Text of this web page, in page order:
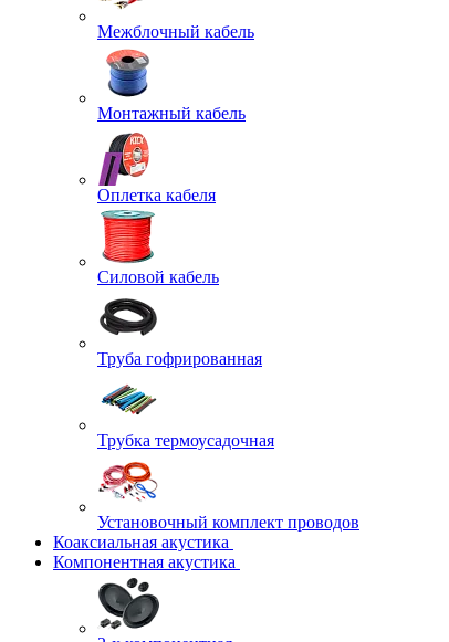
Межблочный кабель
Монтажный кабель
Оплетка кабеля
Силовой кабель
Труба гофрированная
Трубка термоусадочная
Установочный комплект проводов
Коаксиальная акустика
Компонентная акустика